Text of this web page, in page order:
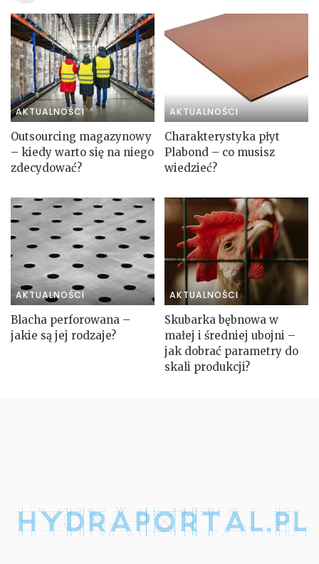
AKTUALNOŚCI
Outsourcing magazynowy
– kiedy warto się na niego
zdecydować?
AKTUALNOŚCI
Charakterystyka płyt
Plabond – co musisz
wiedzieć?
AKTUALNOŚCI
Blacha perforowana –
jakie są jej rodzaje?
AKTUALNOŚCI
Skubarka bębnowa w
małej i średniej ubojni –
jak dobrać parametry do
skali produkcji?